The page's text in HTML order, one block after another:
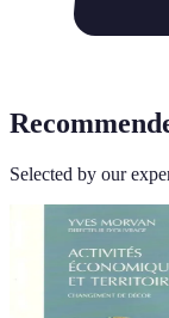
Selected by our